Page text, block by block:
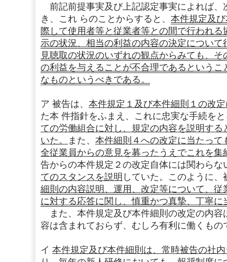
前記前提事実及び上記認定事実によれば、
き、これ らのことからすると、 本件規定及
際して使用者等と従業者等との間で行われ
示の状況、相当の利益の内容の決定につい
見聴取の状況のいずれの観点からみても、
の利益を与えることが不合理であるという
なものというべきである。
ア 被告は、 本件規定１及び本件細則１の改
た本 件指針をふまえ、これに忠実な手続を
ての労働組合に対し、規定の内容を説明す
いた。
また、 本件細則４への改定に当たっ
全従業員からの意見を募ったうえでこれを集
告からの本件規定２の改定自体には関わらな
てのスタンスを説明 していた。このように、
細則の内容説明、運用、改定等について、
に対する応答に関し、慎重かつ真摯、丁寧に
また、本件規定及び本件細則の改定の内容
容は含まれておらず、むしろ有利に働くもの
イ 本件規定及び本件細則は、常時被告の社